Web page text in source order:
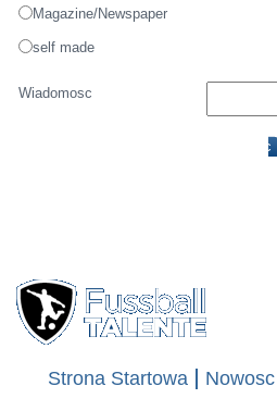
Magazine/Newspaper
self made
Wiadomosc
Strona Startowa Nowosc